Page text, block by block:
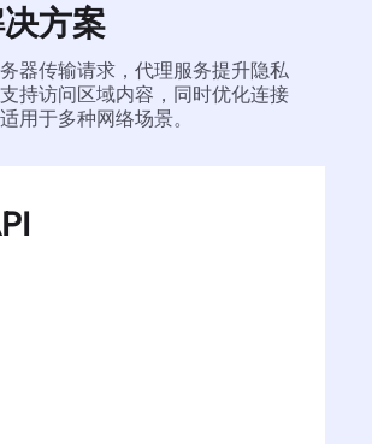
方案
器传输请求，代理服务提升隐私
持访问区域内容，同时优化连接
用于多种网络场景。